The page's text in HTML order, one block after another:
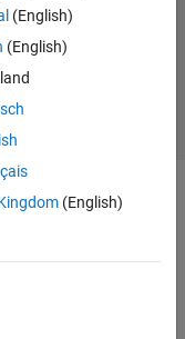
(English)
(English)
(English)